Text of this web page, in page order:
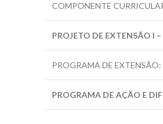
COMPONENTE
PROJETO DE EXTENSÃO I
PROGRAMA DE EXTENSÃO:
PROGRAMA DE AÇÃO E